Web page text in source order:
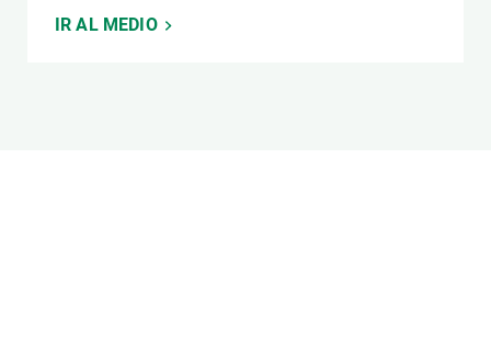
IR AL MEDIO